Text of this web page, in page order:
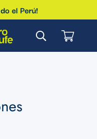
el Perú!